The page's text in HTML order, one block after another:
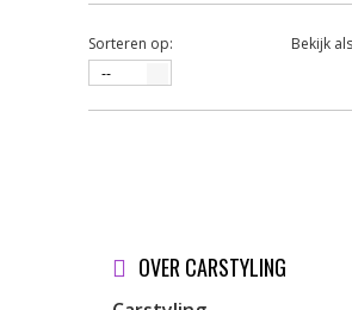
Sorteren op:
--
Bekijk
OVER CARSTYLING